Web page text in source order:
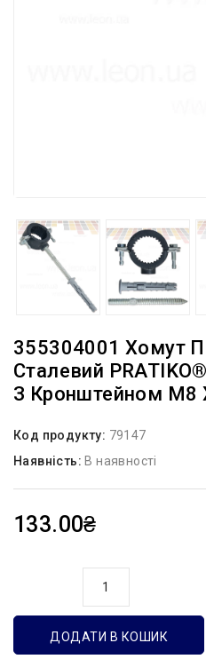
355304001 Хомут
Сталевий
З Кронштейном M8
Код продукту: 79147
Наявність: В наявності
133.00₴
ДОДАТИ В КОШИК